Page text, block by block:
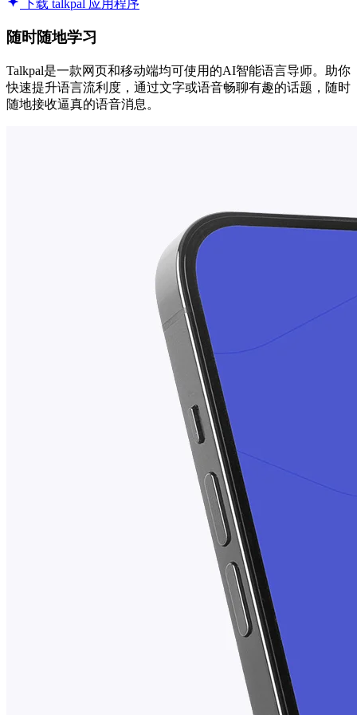
下载 talkpal 应用程序
随时随地学习
Talkpal是一款网页和移动端均可使用的AI智能语言导师。助你
快速提升语言流利度，通过文字或语音畅聊有趣的话题，随时
随地接收逼真的语音消息。